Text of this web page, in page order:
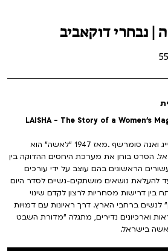
| נבחרי דוקאביב
סרטן של אורית מרלין רוזנצוייג ואנה סומרשף .מאז 1947 "לאשה" הוא
הסרט בוחן את מערכת היחסים ההדוקה בין
הראשונים בהם עוצב על ידי עורכים
להעלאת נושאים מושתקים-נשיים לסדר היום
בין דרישות מסחריות לרצון לקדם שינוי
ברחבי הארץ. דרך ראיונות עם דמויות
וארכיונים נדירים, מתגלה "מדורת השבט
בישראל.